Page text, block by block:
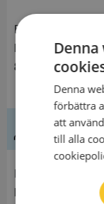
Residensgränd 7
831 30
Länsstyrelsen I
Denna
förbättra
att
till alla